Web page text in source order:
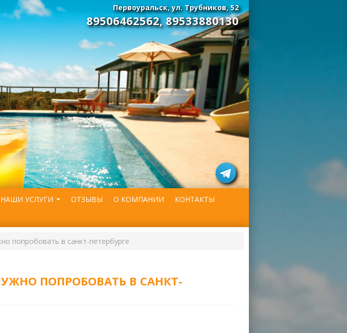
Первоуральск, ул. Трубников, 52
89506462562,89533880130
НАШИ УСЛУГИ ОТЗЫВЫ О КОМПАНИИ
КОНТАКТЫ
попробовать в санкт-петербурге
ПОПРОБОВАТЬ В САНКТ-